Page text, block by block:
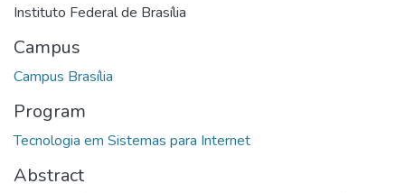
Instituto Federal de Brasília
Campus
Campus Brasília
Program
Tecnologia em Sistemas para Internet
Abstract